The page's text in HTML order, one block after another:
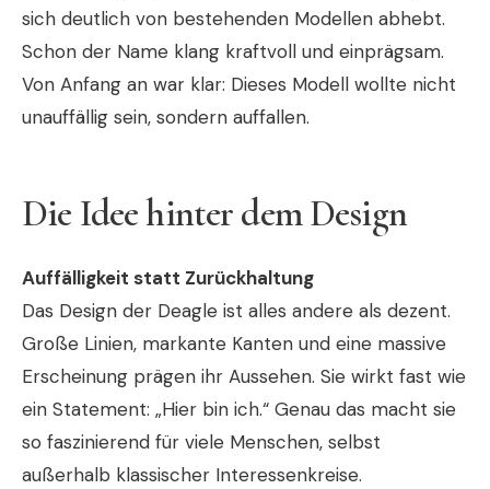
sich deutlich von bestehenden Modellen abhebt.
Schon der Name klang kraftvoll und einprägsam.
Von Anfang an war klar: Dieses Modell wollte nicht
unauffällig sein, sondern auffallen.
Die Idee hinter dem Design
Auffälligkeit statt Zurückhaltung
Das Design der Deagle ist alles andere als dezent.
Große Linien, markante Kanten und eine massive
Erscheinung prägen ihr Aussehen. Sie wirkt fast wie
ein Statement: „Hier bin ich.“ Genau das macht sie
so faszinierend für viele Menschen, selbst
außerhalb klassischer Interessenkreise.